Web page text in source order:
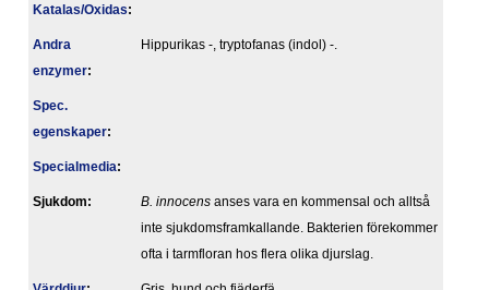
Katalas/Oxidas:
Andra
enzymer:
Hippurikas -, tryptofanas (indol) -.
Spec.
egenskaper:
Specialmedia:
Sjukdom: B. innocens anses vara en kommensal och alltså
inte sjukdomsframkallande. Bakterien förekommer
ofta i tarmfloran hos flera olika djurslag.